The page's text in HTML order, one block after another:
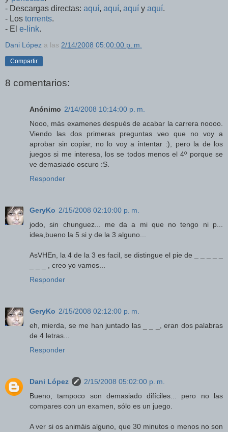
- Descargas directas: aquí, aquí, aquí y aquí.
- Los torrents.
- El e-link.
Dani López a las 2/14/2008 05:00:00 p. m.
Compartir
8 comentarios:
Anónimo 2/14/2008 10:14:00 p. m.
Nooo, más examenes después de acabar la carrera noooo.
Viendo las dos primeras preguntas veo que no voy a
aprobar sin copiar, no lo voy a intentar :), pero la de los
juegos si me interesa, los se todos menos el 4º porque se
ve demasiado oscuro :S.
Responder
GeryKo 2/15/2008 02:10:00 p. m.
jodo, sin chunguez... me da a mi que no tengo ni p...
idea,bueno la 5 si y de la 3 alguno...
AsVHEn, la 4 de la 3 es facil, se distingue el pie de _ _ _ _ _
_ _ _ , creo yo vamos...
Responder
GeryKo 2/15/2008 02:12:00 p. m.
eh, mierda, se me han juntado las _ _ _, eran dos palabras
de 4 letras...
Responder
Dani López
2/15/2008 05:02:00 p. m.
Bueno, tampoco son demasiado difíciles... pero no las
compares con un examen, sólo es un juego.
A ver si os animáis alguno, que 30 minutos o menos no son